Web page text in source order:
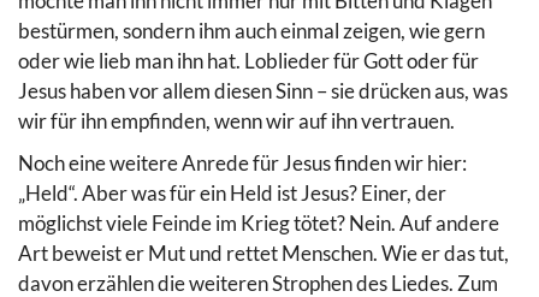
bestürmen, sondern ihm auch einmal zeigen, wie gern
oder wie lieb man ihn hat. Loblieder für Gott oder für
Jesus haben vor allem diesen Sinn – sie drücken aus, was
wir für ihn empfinden, wenn wir auf ihn vertrauen.
Noch eine weitere Anrede für Jesus finden wir hier:
„Held“. Aber was für ein Held ist Jesus? Einer, der
möglichst viele Feinde im Krieg tötet? Nein. Auf andere
Art beweist er Mut und rettet Menschen. Wie er das tut,
davon erzählen die weiteren Strophen des Liedes. Zum